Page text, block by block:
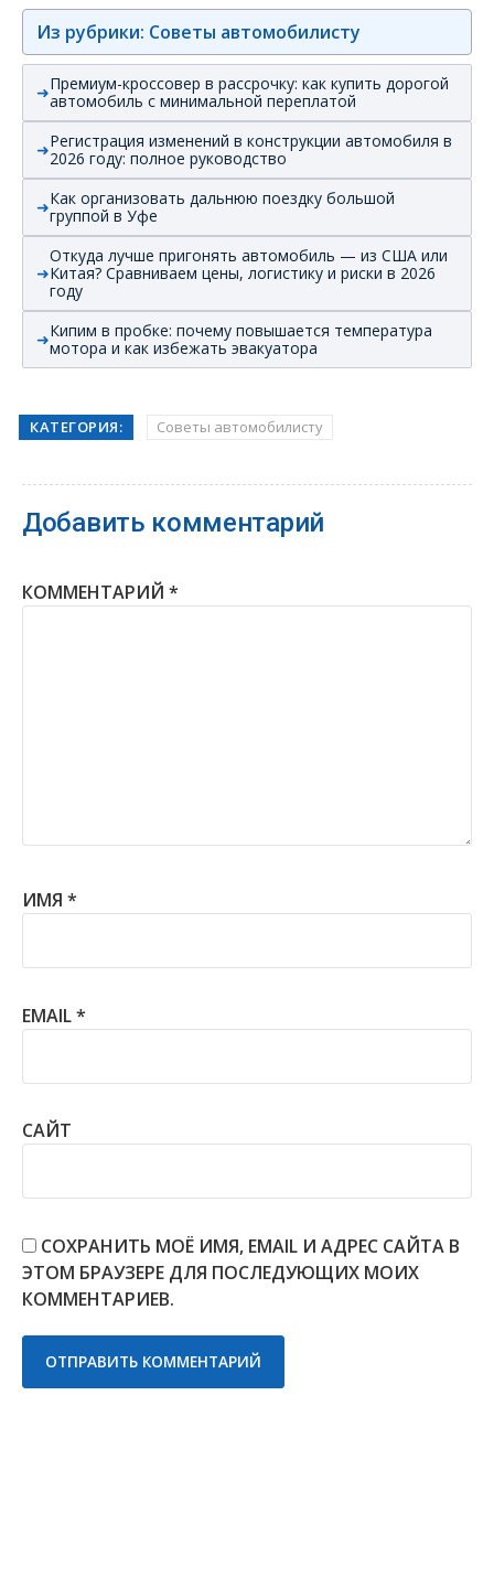
Из рубрики: Советы автомобилисту
Премиум-кроссовер в рассрочку: как купить дорогой
автомобиль с минимальной переплатой
Регистрация изменений в конструкции автомобиля в
2026 году: полное руководство
Как организовать дальнюю поездку большой
группой в Уфе
Откуда лучше пригонять автомобиль — из США или
Китая? Сравниваем цены, логистику и риски в 2026
году
Кипим в пробке: почему повышается температура
мотора и как избежать эвакуатора
КАТЕГОРИЯ: Советы автомобилисту
Добавить комментарий
КОММЕНТАРИЙ *
ИМЯ *
EMAIL*
САЙТ
СОХРАНИТЬ МОЁ ИМЯ, EMAIL И АДРЕС САЙТА В
ЭТОМ БРАУЗЕРЕ ДЛЯ ПОСЛЕДУЮЩИХ МОИХ
КОММЕНТАРИЕВ.